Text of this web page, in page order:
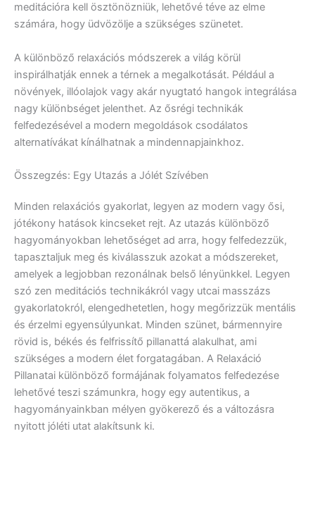
meditációra kell ösztönözniük, lehetővé téve az elme
számára, hogy üdvözölje a szükséges szünetet.
A különböző relaxációs módszerek a világ körül
inspirálhatják ennek a térnek a megalkotását. Például a
növények, illóolajok vagy akár nyugtató hangok integrálása
nagy különbséget jelenthet. Az ősrégi technikák
felfedezésével a modern megoldások csodálatos
alternatívákat kínálhatnak a mindennapjainkhoz.
Összegzés: Egy Utazás a Jólét Szívében
Minden relaxációs gyakorlat, legyen az modern vagy ősi,
jótékony hatások kincseket rejt. Az utazás különböző
hagyományokban lehetőséget ad arra, hogy felfedezzük,
tapasztaljuk meg és kiválasszuk azokat a módszereket,
amelyek a legjobban rezonálnak belső lényünkkel. Legyen
szó zen meditációs technikákról vagy utcai masszázs
gyakorlatokról, elengedhetetlen, hogy megőrizzük mentális
és érzelmi egyensúlyunkat. Minden szünet, bármennyire
rövid is, békés és felfrissítő pillanattá alakulhat, ami
szükséges a modern élet forgatagában. A Relaxáció
Pillanatai különböző formájának folyamatos felfedezése
lehetővé teszi számunkra, hogy egy autentikus, a
hagyományainkban mélyen gyökerező és a változásra
nyitott jóléti utat alakítsunk ki.